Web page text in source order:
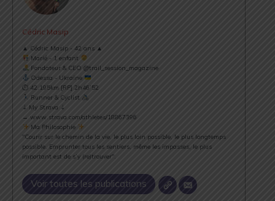
Cédric Masip
▲ Cédric Masip - 42 ans ▲
Marié - 1 enfant
Fondateur & CEO @trail_session_magazine
Odessa - Ukraine
⏱ 42.195km [RP] 2h46’52
Runner & Cyclist
⇣ My Strava ⇣
→ www.strava.com/athletes/18867396
Ma Philosophie
"Courir sur le chemin de la vie, le plus loin possible, le plus longtemps
possible. Emprunter tous les sentiers, même les impasses, le plus
important est de s’y (re)trouver".
Voir toutes les publications